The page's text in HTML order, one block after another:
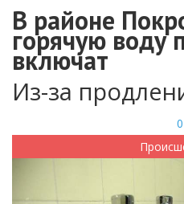
В районе
горячую воду
включат
Из-за
0